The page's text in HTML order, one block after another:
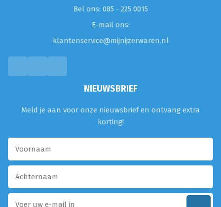
Bel ons: 085 - 225 0015
E-mail ons:
klantenservice@mijnijzerwaren.nl
NIEUWSBRIEF
Meld je aan voor onze nieuwsbrief en ontvang extra
korting!